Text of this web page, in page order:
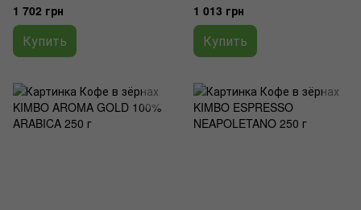
1 702 грн
Купить
1 013 грн
Купить